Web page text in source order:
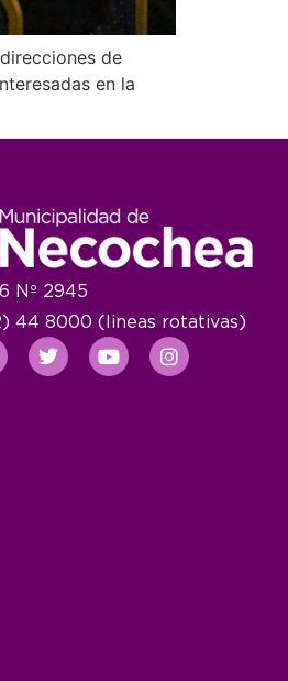
de
en la
Nº 2945
44 8000 (lineas rotativas)